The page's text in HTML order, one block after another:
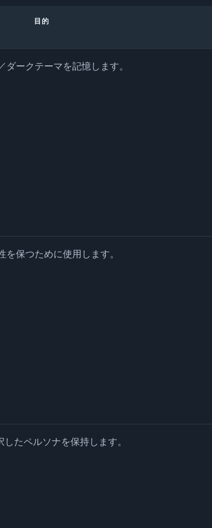
目的
ークテーマを記憶します。
保つために使用します。
たペルソナを保持します。